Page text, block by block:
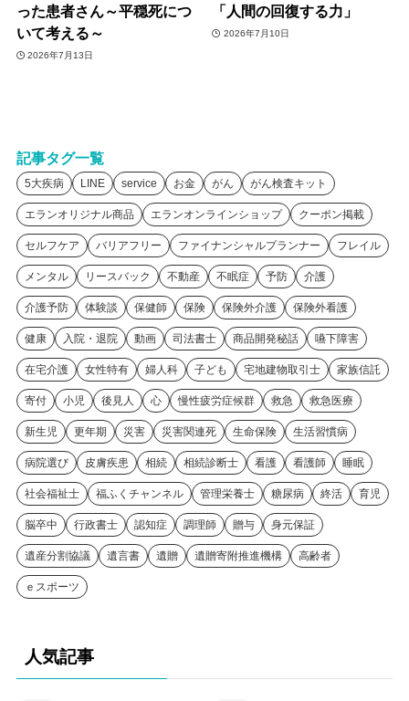
った患者さん～平穏死につ
いて考える～
2026年7月13日
「人間の回復する力」
2026年7月10日
記事タグ一覧
5大疾病 LINE service お金 がん がん検査キット
エランオリジナル商品 エランオンラインショップ クーポン掲載
セルフケア バリアフリー ファイナンシャルプランナー フレイル
メンタル リースバック 不動産 不眠症 予防 介護
介護予防 体験談 保健師 保険 保険外介護 保険外看護
健康 入院・退院 動画 司法書士 商品開発秘話 嚥下障害
在宅介護 女性特有 婦人科 子ども 宅地建物取引士 家族信託
寄付 小児 後見人 心 慢性疲労症候群 救急 救急医療
新生児 更年期 災害 災害関連死 生命保険 生活習慣病
病院選び 皮膚疾患 相続 相続診断士 看護 看護師 睡眠
社会福祉士 福ふくチャンネル 管理栄養士 糖尿病 終活 育児
脳卒中 行政書士 認知症 調理師 贈与 身元保証
遺産分割協議 遺言書 遺贈 遺贈寄附推進機構 高齢者
ｅスポーツ
人気記事